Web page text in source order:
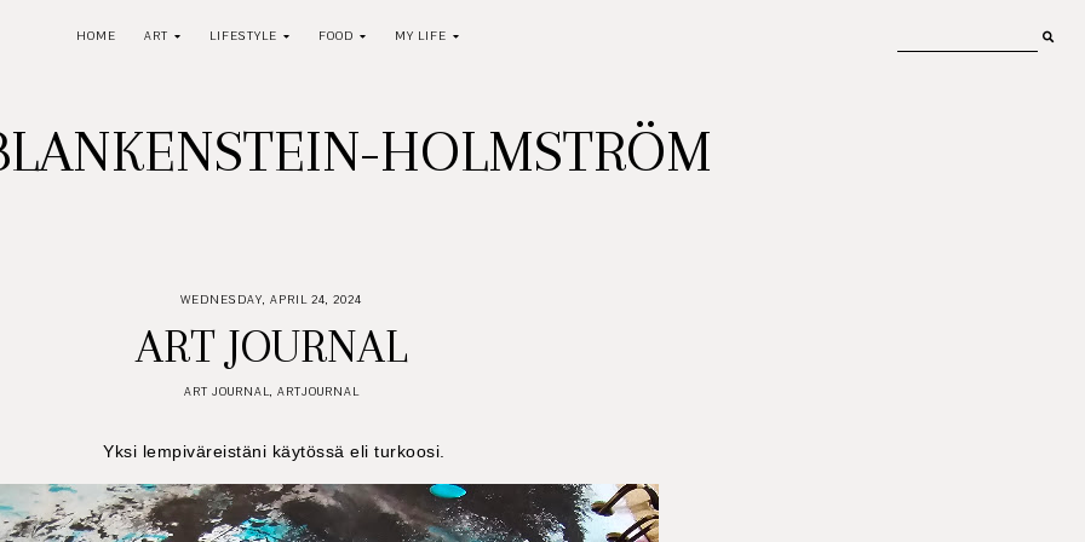
HOME ART LIFESTYLE FOOD MY LIFE
HOLMSTRÖM
WEDNESDAY, APRIL 24, 2024
ART JOURNAL
ART JOURNAL, ARTJOURNAL
Yksi lempiväreistäni käytössä eli turkoosi.